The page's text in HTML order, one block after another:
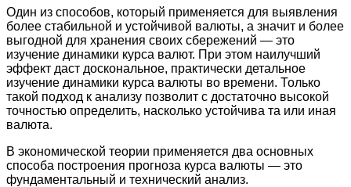
Один из способов, который применяется для выявления
более стабильной и устойчивой валюты, а значит и более
выгодной для хранения своих сбережений — это
изучение динамики курса валют. При этом наилучший
эффект даст доскональное, практически детальное
изучение динамики курса валюты во времени. Только
такой подход к анализу позволит с достаточно высокой
точностью определить, насколько устойчива та или иная
валюта.
В экономической теории применяется два основных
способа построения прогноза курса валюты — это
фундаментальный и технический анализ.